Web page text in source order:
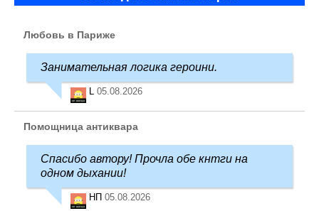
Любовь в Париже
Занимательная логика героини.
L 05.08.2026
Помощница антиквара
Спасибо автору! Прочла обе кнтги на
одном дыхании!
НП 05.08.2026